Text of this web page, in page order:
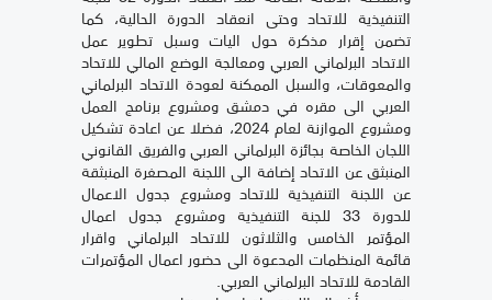
التنفيذية للاتحاد وحتى انعقاد الدورة الحالية، كما
تضمن إقرار مذكرة حول اليات وسبل تطوير عمل
الاتحاد البرلماني العربي ومعالجة الوضع المالي للاتحاد
والمعوقات، والسبل الممكنة لعودة الاتحاد البرلماني
العربي الى مقره في دمشق ومشروع برنامج العمل
ومشروع الموازنة لعام 2024، فضلا عن اعادة تشكيل
اللجان الخاصة بجائزة البرلماني العربي والفريق القانوني
المنبثق عن الاتحاد إضافة الى اللجنة المصغرة المنبثقة
عن اللجنة التنفيذية للاتحاد ومشروع جدول الاعمال
للدورة 33 للجنة التنفيذية ومشروع جدول اعمال
المؤتمر الخامس والثلاثون للاتحاد البرلماني واقرار
قائمة المنظمات المدعوة الى حضور اعمال المؤتمرات
القادمة للاتحاد البرلماني العربي.